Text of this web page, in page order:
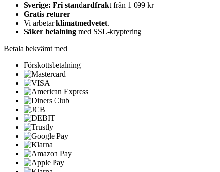
Sverige: Fri standardfrakt från 1 099 kr
Gratis returer
Vi arbetarklimatmedvetet.
Säker betalning med SSL-kryptering
Betala bekvämt med
Förskottsbetalning